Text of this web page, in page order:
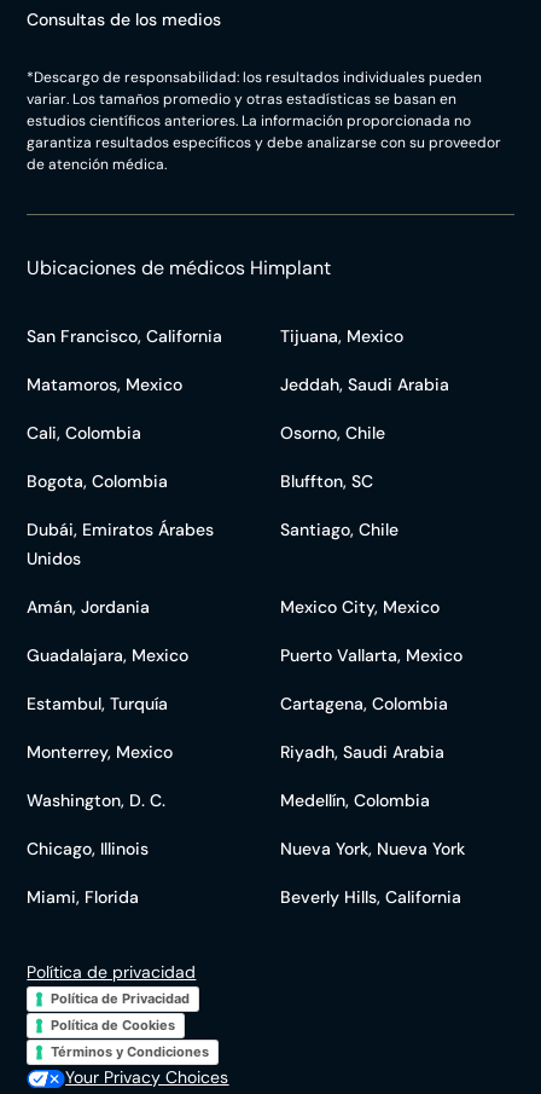
Consultas de los medios
*Descargo de responsabilidad: los resultados individuales pueden
variar. Los tamaños promedio y otras estadísticas se basan en
estudios científicos anteriores. La información proporcionada no
garantiza resultados específicos y debe analizarse con su proveedor
de atención médica.
Ubicaciones de médicos Himplant
San Francisco, California Tijuana, Mexico
Matamoros, Mexico Jeddah, Saudi Arabia
Cali, Colombia Osorno, Chile
Bogota, Colombia Bluffton, SC
Dubái, Emiratos Árabes
Unidos
Santiago, Chile
Amán, Jordania Mexico City, Mexico
Guadalajara, Mexico Puerto Vallarta, Mexico
Estambul, Turquía Cartagena, Colombia
Monterrey, Mexico Riyadh, Saudi Arabia
Washington, D. C. Medellín, Colombia
Chicago, Illinois Nueva York, Nueva York
Miami, Florida Beverly Hills, California
Política de privacidad
Política de Privacidad
Política de Cookies
Términos y Condiciones
Your Privacy Choices